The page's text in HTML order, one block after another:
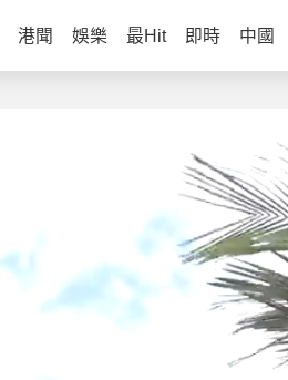
港聞 娛樂 最Hit 即時 中國